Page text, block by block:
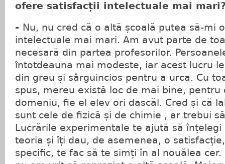
ofere satisfacții intelectuale mai
- Nu, nu cred că o altă școală putea să-mi
intelectuale mai mari. Am avut parte de
necesară din partea profesorilor.
întotdeauna mai modeste, iar acest lucru
din greu și sârguincios pentru a urca. Cu
spus, mereu există loc de mai bine, pentru
domeniu, fie el elev ori dascăl. Cred și că
sunt cele de fizică și de chimie , ar trebui
Lucrările experimentale te ajută să
teoria și îți dau, de asemenea, o
specific, te fac să te simți în al